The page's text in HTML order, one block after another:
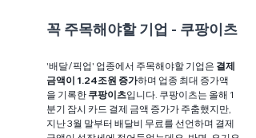
꼭 주목해야할 기업 - 쿠팡이츠
'배달/픽업' 업종에서 주목해야할 기업은 결제
금액이 1.24조원 증가하며 업종 최대 증가액
을 기록한 쿠팡이츠입니다. 쿠팡이츠는 올해 1
분기 잠시 카드 결제 금액 증가가 주춤했지만,
지난 3월 말부터 배달비 무료를 선언하며 결제